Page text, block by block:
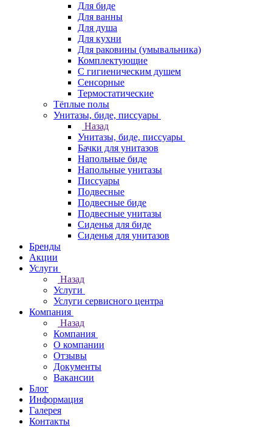
Для биде
Для ванны
Для душа
Для кухни
Для раковины (умывальника)
Комплектующие
С гигиеническим душем
Сенсорные
Термостатические
Тёплые полы
Унитазы, биде, писсуары
Назад
Унитазы, биде, писсуары
Бачки для унитазов
Напольные биде
Напольные унитазы
Писсуары
Подвесные
Подвесные биде
Подвесные унитазы
Сиденья для биде
Сиденья для унитазов
Бренды
Акции
Услуги
Назад
Услуги
Услуги сервисного центра
Компания
Назад
Компания
О компании
Отзывы
Документы
Вакансии
Блог
Информация
Галерея
Контакты